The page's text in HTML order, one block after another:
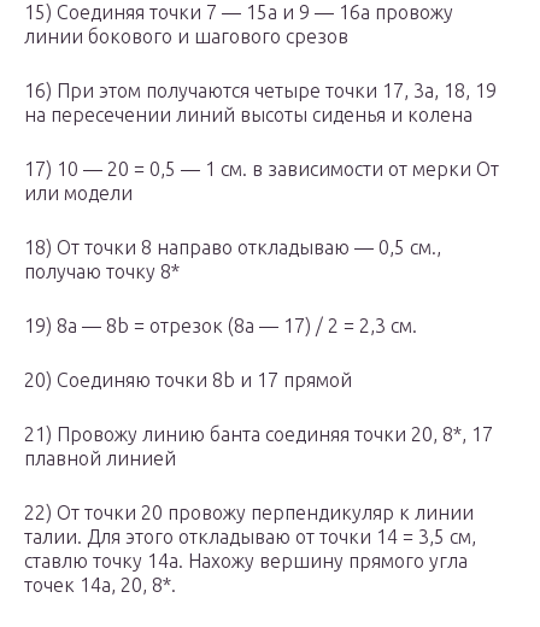
15) Соединяя точки 7 — 15а и 9 — 16а провожу
линии бокового и шагового срезов
16) При этом получаются четыре точки 17, 3а, 18, 19
на пересечении линий высоты сиденья и колена
17) 10 — 20 = 0,5 — 1 см. в зависимости от мерки От
или модели
18) От точки 8 направо откладываю — 0,5 см.,
получаю точку 8*
19) 8а — 8b = отрезок (8а — 17) / 2 = 2,3 см.
20) Соединяю точки 8b и 17 прямой
21) Провожу линию банта соединяя точки 20, 8*, 17
плавной линией
22) От точки 20 провожу перпендикуляр к линии
талии. Для этого откладываю от точки 14 = 3,5 см,
ставлю точку 14а. Нахожу вершину прямого угла
точек 14а, 20, 8*.